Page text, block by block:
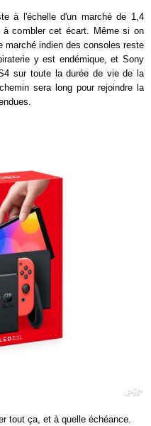
à l'échelle d'un marché de 1,4
à combler cet écart. Même si on
marché indien des consoles reste
y est endémique, et Sony
sur toute la durée de vie de la
sera long pour rejoindre la
tout ça, et à quelle échéance.